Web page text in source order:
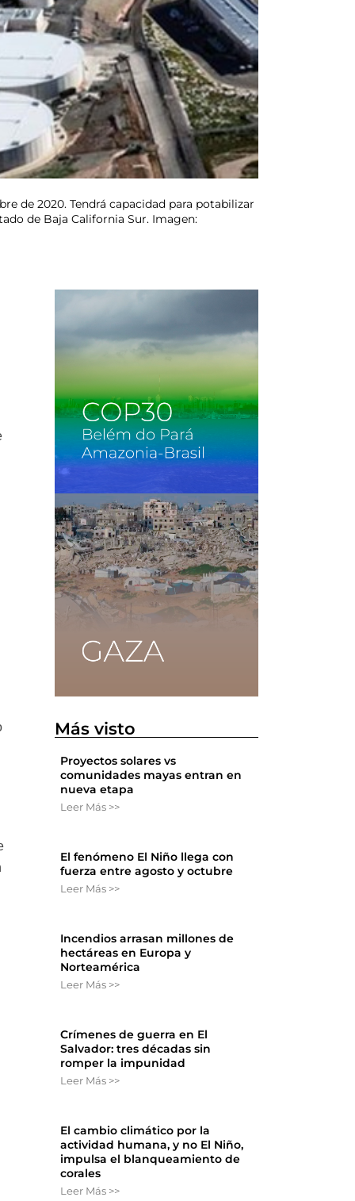
de 2020. Tendrá capacidad para potabilizar
de Baja California Sur. Imagen:
Más visto
Proyectos solares vs
comunidades mayas entran en
nueva etapa
Leer Más >>
El fenómeno El Niño llega con
fuerza entre agosto y octubre
Leer Más >>
Incendios arrasan millones de
hectáreas en Europa y
Norteamérica
Leer Más >>
Crímenes de guerra en El
Salvador: tres décadas sin
romper la impunidad
Leer Más >>
El cambio climático por la
actividad humana, y no El Niño,
impulsa el blanqueamiento de
corales
Leer Más >>